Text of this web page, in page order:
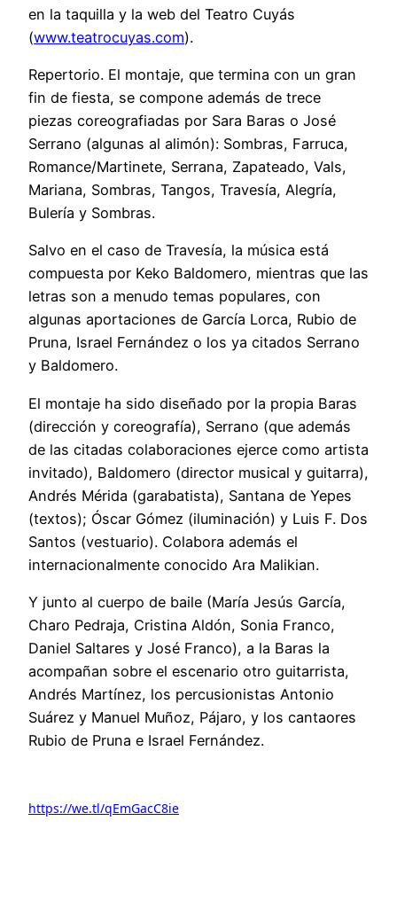
en la taquilla y la web del Teatro Cuyás
(www.teatrocuyas.com).
Repertorio. El montaje, que termina con un gran
fin de fiesta, se compone además de trece
piezas coreografiadas por Sara Baras o José
Serrano (algunas al alimón): Sombras, Farruca,
Romance/Martinete, Serrana, Zapateado, Vals,
Mariana, Sombras, Tangos, Travesía, Alegría,
Bulería y Sombras.
Salvo en el caso de Travesía, la música está
compuesta por Keko Baldomero, mientras que las
letras son a menudo temas populares, con
algunas aportaciones de García Lorca, Rubio de
Pruna, Israel Fernández o los ya citados Serrano
y Baldomero.
El montaje ha sido diseñado por la propia Baras
(dirección y coreografía), Serrano (que además
de las citadas colaboraciones ejerce como artista
invitado), Baldomero (director musical y guitarra),
Andrés Mérida (garabatista), Santana de Yepes
(textos); Óscar Gómez (iluminación) y Luis F. Dos
Santos (vestuario). Colabora además el
internacionalmente conocido Ara Malikian.
Y junto al cuerpo de baile (María Jesús García,
Charo Pedraja, Cristina Aldón, Sonia Franco,
Daniel Saltares y José Franco), a la Baras la
acompañan sobre el escenario otro guitarrista,
Andrés Martínez, los percusionistas Antonio
Suárez y Manuel Muñoz, Pájaro, y los cantaores
Rubio de Pruna e Israel Fernández.
https://we.tl/qEmGacC8ie